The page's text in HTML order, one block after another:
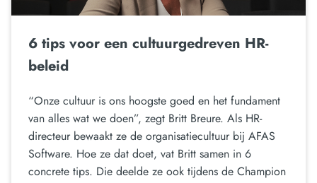
6 tips voor een cultuurgedreven HR-
beleid
“Onze cultuur is ons hoogste goed en het fundament
van alles wat we doen”, zegt Britt Breure. Als HR-
directeur bewaakt ze de organisatiecultuur bij AFAS
Software. Hoe ze dat doet, vat Britt samen in 6
concrete tips. Die deelde ze ook tijdens de Champion